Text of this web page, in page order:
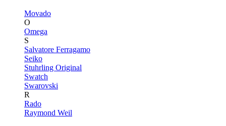
Movado
O
Omega
S
Salvatore Ferragamo
Seiko
Stuhrling Original
Swatch
Swarovski
R
Rado
Raymond Weil